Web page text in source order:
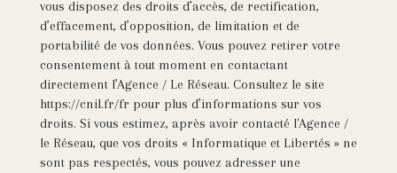
vous disposez des droits d’accès, de rectification,
d’effacement, d’opposition, de limitation et de
portabilité de vos données. Vous pouvez retirer votre
consentement à tout moment en contactant
directement l’Agence / Le Réseau. Consultez le site
https://cnil.fr/fr pour plus d’informations sur vos
droits. Si vous estimez, après avoir contacté l'Agence /
le Réseau, que vos droits « Informatique et Libertés » ne
sont pas respectés, vous pouvez adresser une